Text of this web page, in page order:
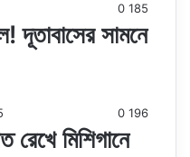
0 185
দূতাবাসের সামনে
0 196
রেখে মিশিগানে